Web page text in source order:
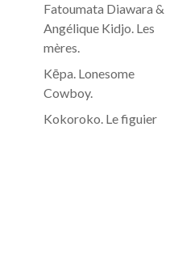
Fatoumata Diawara &
Angélique Kidjo. Les
mères.
Kēpa. Lonesome
Cowboy.
Kokoroko. Le figuier